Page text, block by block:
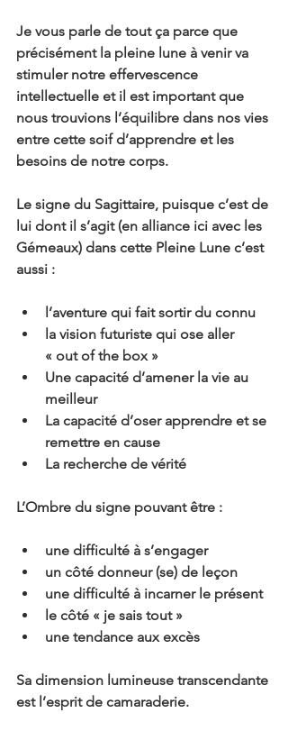
Je vous parle de tout ça parce que
précisément la pleine lune à venir va
stimuler notre effervescence
intellectuelle et il est important que
nous trouvions l’équilibre dans nos vies
entre cette soif d’apprendre et les
besoins de notre corps.
Le signe du Sagittaire, puisque c’est de
lui dont il s’agit (en alliance ici avec les
Gémeaux) dans cette Pleine Lune c’est
aussi :
l’aventure qui fait sortir du connu
la vision futuriste qui ose aller
« out of the box »
Une capacité d’amener la vie au
meilleur
La capacité d’oser apprendre et se
remettre en cause
La recherche de vérité
L’Ombre du signe pouvant être :
une difficulté à s’engager
un côté donneur (se) de leçon
une difficulté à incarner le présent
le côté « je sais tout »
une tendance aux excès
Sa dimension lumineuse transcendante
est l’esprit de camaraderie.